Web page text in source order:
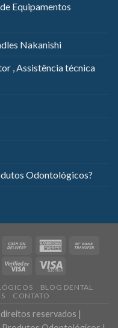
Equipamentos
Nakanishi
, Assistência técnica
Odontológicos?
BLOG DENTAL
CONTATO
reservados |